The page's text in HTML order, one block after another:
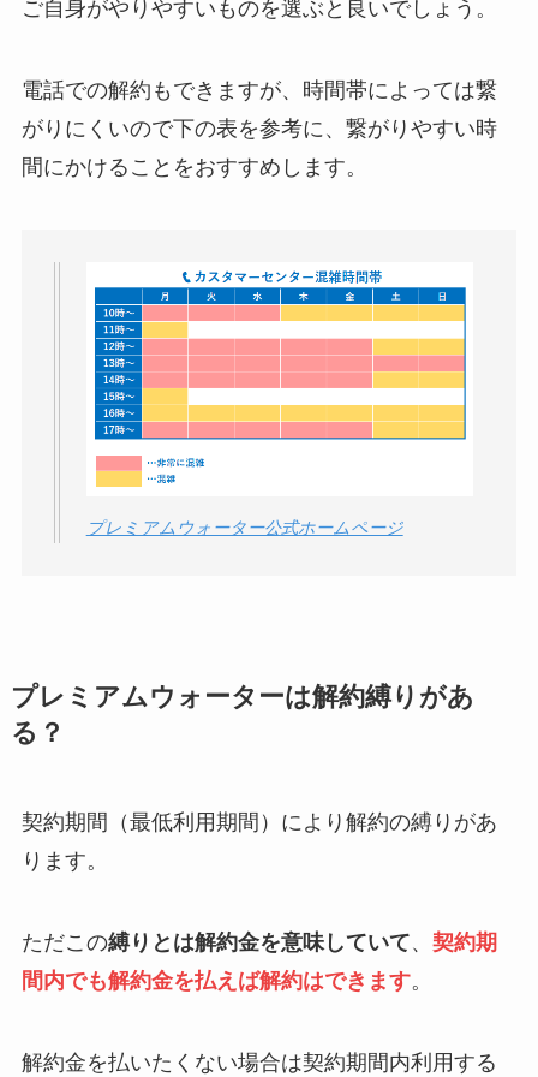
ご自身がやりやすいものを選ぶと良いでしょう。
電話での解約もできますが、時間帯によっては繋
がりにくいので下の表を参考に、繋がりやすい時
間にかけることをおすすめします。
プレミアムウォーター公式ホームページ
プレミアムウォーターは解約縛りがあ
る？
契約期間（最低利用期間）により解約の縛りがあ
ります。
ただこの縛りとは解約金を意味していて、 契約期
間内でも解約金を払えば解約はできます。
解約金を払いたくない場合は契約期間内利用する